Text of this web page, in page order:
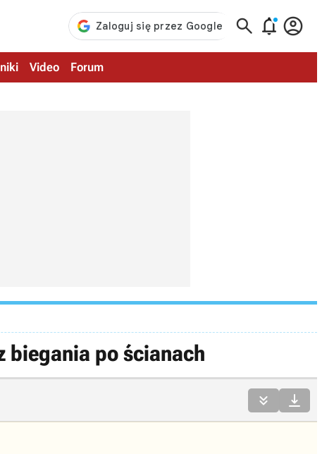
  
Video Forum
biegania po ścianach
 